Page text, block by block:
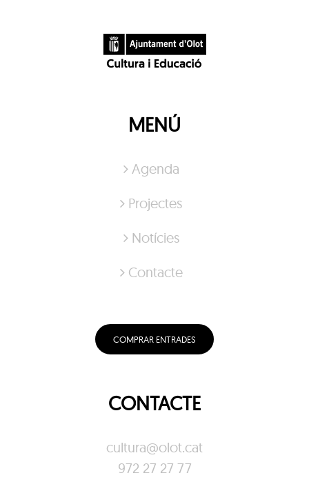
MENÚ
Agenda
Projectes
Notícies
Contacte
COMPRAR ENTRADES
CONTACTE
cultura@olot.cat
972 27 27 77